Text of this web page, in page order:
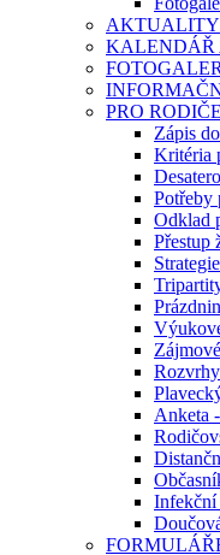
AKTUALITY
KALENDÁŘ
PRO
Zápis
Kritéria
Potřeby
Odklad
Přestup
Anketa
Infekční